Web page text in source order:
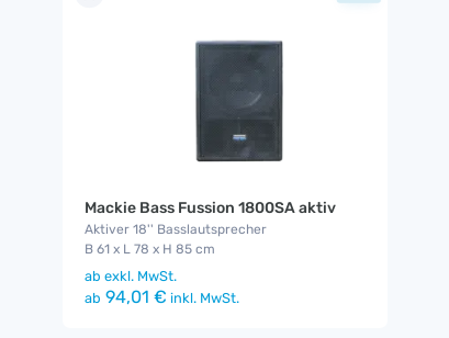
Mackie Bass Fussion 1800SA aktiv
Aktiver 18'' Basslautsprecher
B 61 x L 78 x H 85 cm
ab exkl. MwSt.
ab 94,01 € inkl. MwSt.